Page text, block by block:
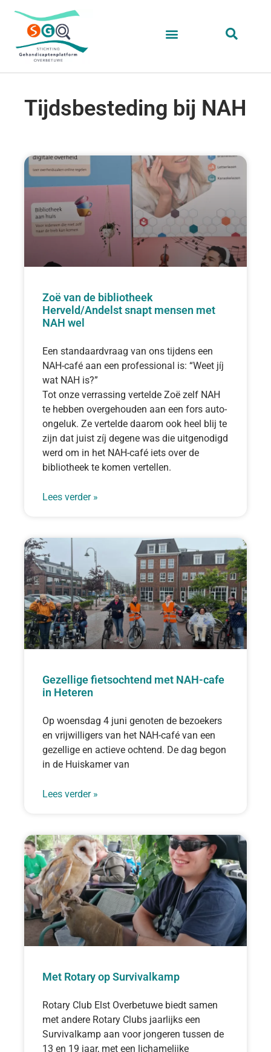
Tijdsbesteding bij NAH
Zoë van de bibliotheek
Herveld/Andelst snapt mensen met
NAH wel
Een standaardvraag van ons tijdens een
NAH-café aan een professional is: “Weet jíj
wat NAH is?”
Tot onze verrassing vertelde Zoë zelf NAH
te hebben overgehouden aan een fors auto-
ongeluk. Ze vertelde daarom ook heel blij te
zijn dat juist zíj degene was die uitgenodigd
werd om in het NAH-café iets over de
bibliotheek te komen vertellen.
Lees verder »
Gezellige fietsochtend met NAH-cafe
in Heteren
Op woensdag 4 juni genoten de bezoekers
en vrijwilligers van het NAH-café van een
gezellige en actieve ochtend. De dag begon
in de Huiskamer van
Lees verder »
Met Rotary op Survivalkamp
Rotary Club Elst Overbetuwe biedt samen
met andere Rotary Clubs jaarlijks een
Survivalkamp aan voor jongeren tussen de
13 en 19 jaar, met een lichamelijke